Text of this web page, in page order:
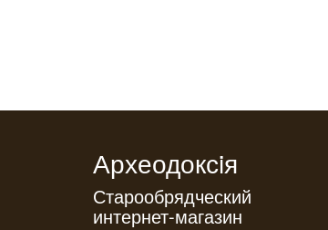
Археодоксiя
Старообрядческий
интернет-магазин